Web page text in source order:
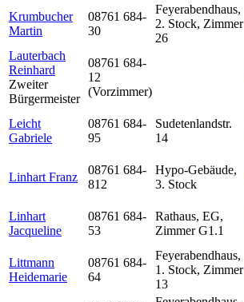
Krumbucher
Martin
08761 684-
30
Feyerabendhaus,
2. Stock, Zimmer
26
Lauterbach
Reinhard
Zweiter
Bürgermeister
08761 684-
12
(Vorzimmer)
Leicht
Gabriele
08761 684-
95
Sudetenlandstr.
14
Linhart Franz
08761 684-
812
Hypo-Gebäude,
3. Stock
Linhart
Jacqueline
08761 684-
53
Rathaus, EG,
Zimmer G1.1
Littmann
Heidemarie
08761 684-
64
Feyerabendhaus,
1. Stock, Zimmer
13